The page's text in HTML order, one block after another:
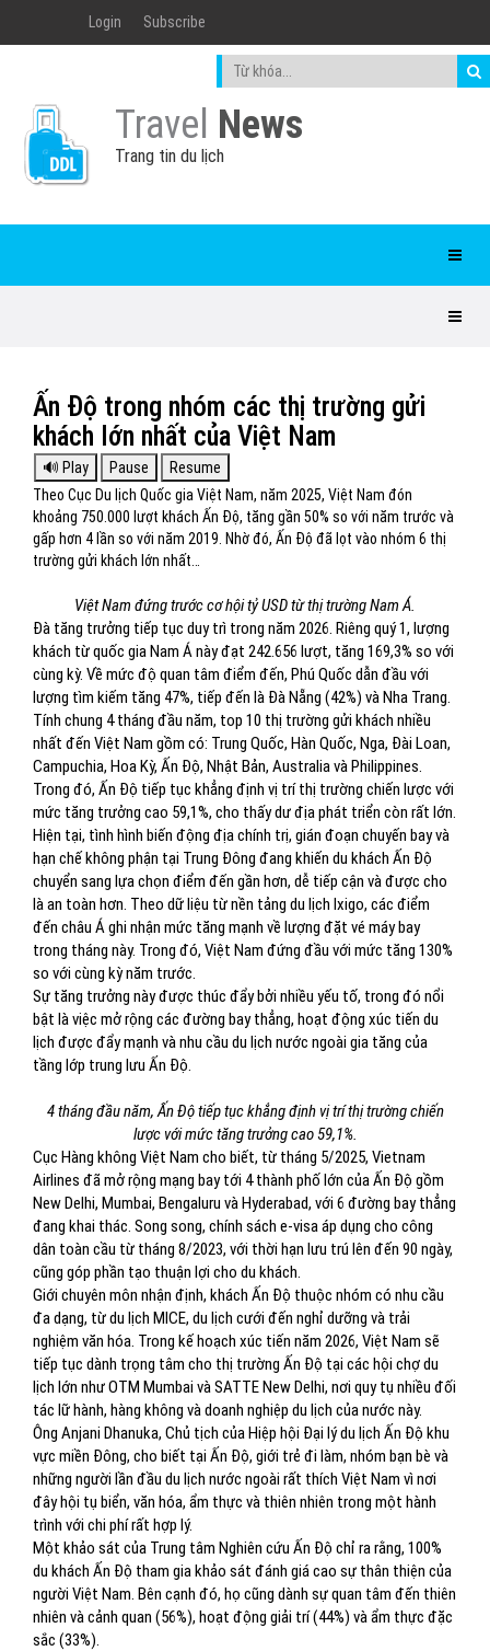
Login Subscribe
Travel News
Trang tin du lịch
Ấn Độ trong nhóm các thị trường gửi
khách lớn nhất của Việt Nam
Theo Cục Du lịch Quốc gia Việt Nam, năm 2025, Việt Nam đón
khoảng 750.000 lượt khách Ấn Độ, tăng gần 50% so với năm trước và
gấp hơn 4 lần so với năm 2019. Nhờ đó, Ấn Độ đã lọt vào nhóm 6 thị
trường gửi khách lớn nhất…
Việt Nam đứng trước cơ hội tỷ USD từ thị trường Nam Á.
Đà tăng trưởng tiếp tục duy trì trong năm 2026. Riêng quý 1, lượng
khách từ quốc gia Nam Á này đạt 242.656 lượt, tăng 169,3% so với
cùng kỳ. Về mức độ quan tâm điểm đến, Phú Quốc dẫn đầu với
lượng tìm kiếm tăng 47%, tiếp đến là Đà Nẵng (42%) và Nha Trang.
Tính chung 4 tháng đầu năm, top 10 thị trường gửi khách nhiều
nhất đến Việt Nam gồm có: Trung Quốc, Hàn Quốc, Nga, Đài Loan,
Campuchia, Hoa Kỳ, Ấn Độ, Nhật Bản, Australia và Philippines.
Trong đó, Ấn Độ tiếp tục khẳng định vị trí thị trường chiến lược với
mức tăng trưởng cao 59,1%, cho thấy dư địa phát triển còn rất lớn.
Hiện tại, tình hình biến động địa chính trị, gián đoạn chuyến bay và
hạn chế không phận tại Trung Đông đang khiến du khách Ấn Độ
chuyển sang lựa chọn điểm đến gần hơn, dễ tiếp cận và được cho
là an toàn hơn. Theo dữ liệu từ nền tảng du lịch Ixigo, các điểm
đến châu Á ghi nhận mức tăng mạnh về lượng đặt vé máy bay
trong tháng này. Trong đó, Việt Nam đứng đầu với mức tăng 130%
so với cùng kỳ năm trước.
Sự tăng trưởng này được thúc đẩy bởi nhiều yếu tố, trong đó nổi
bật là việc mở rộng các đường bay thẳng, hoạt động xúc tiến du
lịch được đẩy mạnh và nhu cầu du lịch nước ngoài gia tăng của
tầng lớp trung lưu Ấn Độ.
4 tháng đầu năm, Ấn Độ tiếp tục khẳng định vị trí thị trường chiến
lược với mức tăng trưởng cao 59,1%.
Cục Hàng không Việt Nam cho biết, từ tháng 5/2025, Vietnam
Airlines đã mở rộng mạng bay tới 4 thành phố lớn của Ấn Độ gồm
New Delhi, Mumbai, Bengaluru và Hyderabad, với 6 đường bay thẳng
đang khai thác. Song song, chính sách e-visa áp dụng cho công
dân toàn cầu từ tháng 8/2023, với thời hạn lưu trú lên đến 90 ngày,
cũng góp phần tạo thuận lợi cho du khách.
Giới chuyên môn nhận định, khách Ấn Độ thuộc nhóm có nhu cầu
đa dạng, từ du lịch MICE, du lịch cưới đến nghỉ dưỡng và trải
nghiệm văn hóa. Trong kế hoạch xúc tiến năm 2026, Việt Nam sẽ
tiếp tục dành trọng tâm cho thị trường Ấn Độ tại các hội chợ du
lịch lớn như OTM Mumbai và SATTE New Delhi, nơi quy tụ nhiều đối
tác lữ hành, hàng không và doanh nghiệp du lịch của nước này.
Ông Anjani Dhanuka, Chủ tịch của Hiệp hội Đại lý du lịch Ấn Độ khu
vực miền Đông, cho biết tại Ấn Độ, giới trẻ đi làm, nhóm bạn bè và
những người lần đầu du lịch nước ngoài rất thích Việt Nam vì nơi
đây hội tụ biển, văn hóa, ẩm thực và thiên nhiên trong một hành
trình với chi phí rất hợp lý.
Một khảo sát của Trung tâm Nghiên cứu Ấn Độ chỉ ra rằng, 100%
du khách Ấn Độ tham gia khảo sát đánh giá cao sự thân thiện của
người Việt Nam. Bên cạnh đó, họ cũng dành sự quan tâm đến thiên
nhiên và cảnh quan (56%), hoạt động giải trí (44%) và ẩm thực đặc
sắc (33%).